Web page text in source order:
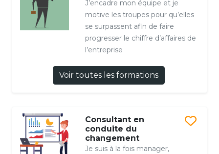
J’encadre mon équipe et je
motive les troupes pour qu’elles
se surpassent afin de faire
progresser le chiffre d’affaires de
l’entreprise
Voir toutes les formations
Consultant en
conduite du
changement
Je suis à la fois manager,